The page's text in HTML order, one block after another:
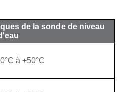
de la sonde de niveau
à +50°C